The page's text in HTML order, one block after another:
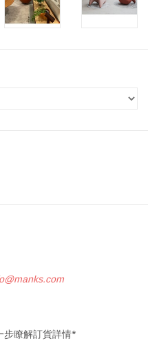
步瞭解訂貨詳情*